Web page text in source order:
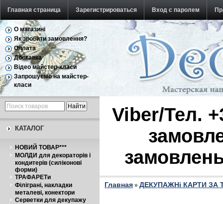
Главная страница Зарегистрироваться Вход с паролем
Обратная связь
О магазині
Як зробити замовлення?
Оплата
Доставка
Відео майстер-класи
Запрошуємо на майстер-
класи
КАТАЛОГ
НОВИЙ ТОВАР***
МОЛДИ для декораторів і
кондитерів (силіконові
форми)
ТРАФАРЕТи
Філіграні, накладки
металеві, конектори
Серветки для декупажу
Viber/Тел.
Главная » ДЕКУПАЖНі КАРТИ ЗА